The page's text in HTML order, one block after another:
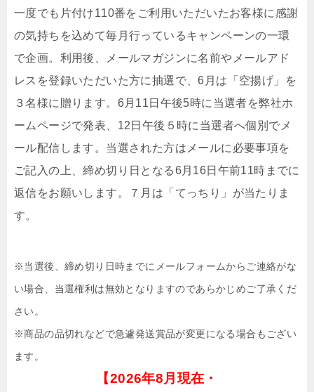
⼀度でも⽚付け110番をご利⽤いただいたお客様に感謝
の気持ちを込めて毎⽉⾏っているキャンペーンの⼀環
で企画。利⽤後、メールマガジンに名前やメールアド
レスを登録いただいた⽅に抽選で、6⽉は「空揚げ」を
３名様に贈ります。6月11⽇午後5時に当選者を弊社ホ
ームページで発表、12⽇午後５時に当選者へ個別でメ
ール配信します。当選された⽅はメールに必要事項を
ご記⼊の上、締め切り⽇となる6⽉16⽇午前11時までに
返信をお願いします。７⽉は「てっちり」が当たりま
す。
※当選後、締め切り⽇時までにメールフォームからご連絡がな
い場合、当選権利は無効となりますのであらかじめご了承くだ
さい。
※商品の品切れなどで急遽発送賞品が変更になる場合もござい
ます。
【2026年8月現在・